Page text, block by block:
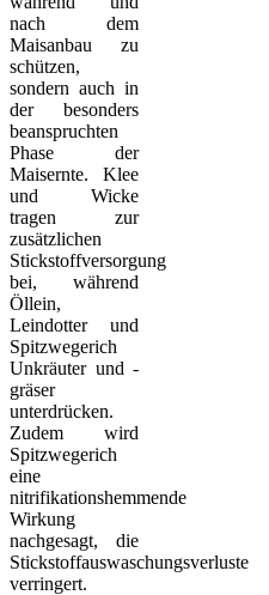
nach dem
Maisanbau zu
schützen,
sondern auch in
der besonders
beanspruchten
Phase der
Maisernte. Klee
und Wicke
tragen zur
zusätzlichen
Stickstoffversorgung
bei, während
Öllein,
Leindotter und
Spitzwegerich
Unkräuter und -
gräser
unterdrücken.
Zudem wird
Spitzwegerich
eine
nitrifikationshemmende
Wirkung
nachgesagt, die
Stickstoffauswaschungsverluste
verringert.